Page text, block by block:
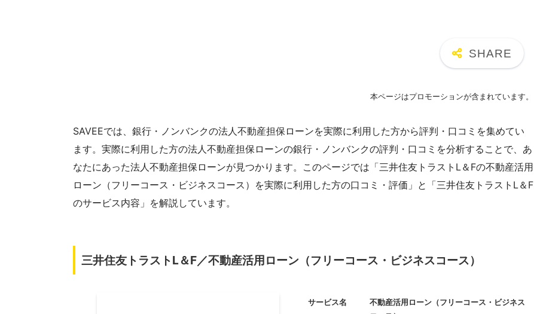
本ページはプロモーションが含まれています。
SAVEEでは、銀行・ノンバンクの法人不動産担保ローンを実際に利用した方から評判・口コミを集めてい
ます。実際に利用した方の法人不動産担保ローンの銀行・ノンバンクの評判・口コミを分析することで、あ
なたにあった法人不動産担保ローンが見つかります。このページでは「三井住友トラストL＆Fの不動産活用
ローン（フリーコース・ビジネスコース）を実際に利用した方の口コミ・評価」と「三井住友トラストL＆F
のサービス内容」を解説しています。
三井住友トラストL＆F／不動産活用ローン（フリーコース・ビジネスコース）
サービス名
不動産活用ローン（フリーコース・ビジネス